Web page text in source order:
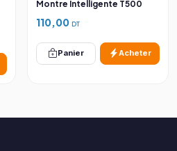
Montre Intelligente T500
110,00 DT
Panier Acheter